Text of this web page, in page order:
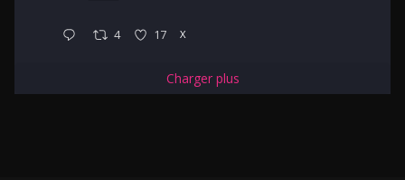
4 17 X
Charger plus